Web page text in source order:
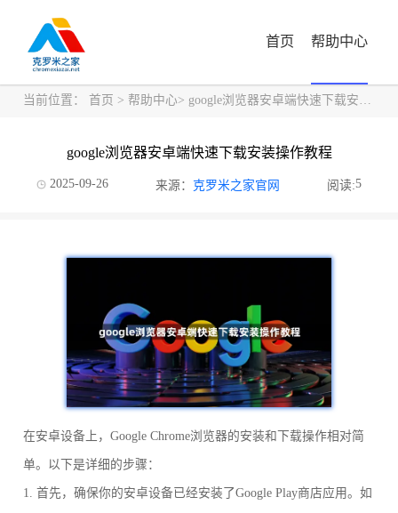
首页 帮助中心
当前位置： 首页 > 帮助中心> google浏览器安卓端快速下载安装操作教程
google浏览器安卓端快速下载安装操作教程
2025-09-26 来源： 克罗米之家官网 阅读:5
在安卓设备上，Google Chrome浏览器的安装和下载操作相对简
单。以下是详细的步骤：
1. 首先，确保你的安卓设备已经安装了Google Play商店应用。如